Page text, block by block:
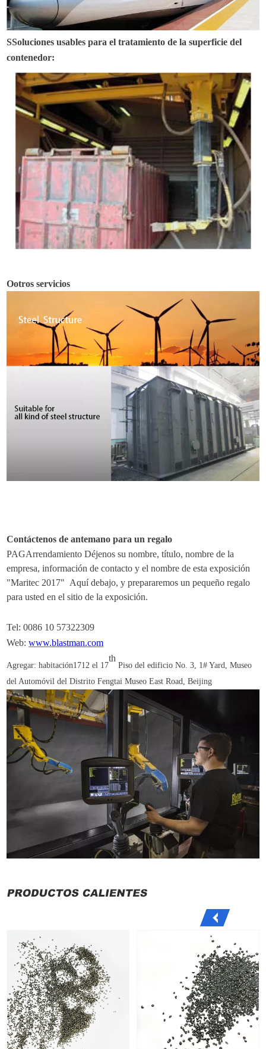
SSoluciones usables para el tratamiento de la superficie del
contenedor:
Ootros servicios
Contáctenos de antemano para un regalo
PAGArrendamiento Déjenos su nombre, título, nombre de la
empresa, información de contacto y el nombre de esta exposición
"Maritec 2017" Aquí debajo, y prepararemos un pequeño regalo
para usted en el sitio de la exposición.
Tel:0086 10 57322309
Web:www.blastman.com
Agregar: habitación1712 el 17
th
Piso del edificio No. 3, 1# Yard, Museo
del Automóvil del Distrito Fengtai Museo East Road, Beijing